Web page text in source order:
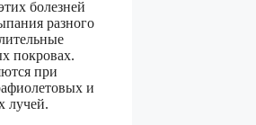
болезней
разного
покровах.
при
и
лучей.